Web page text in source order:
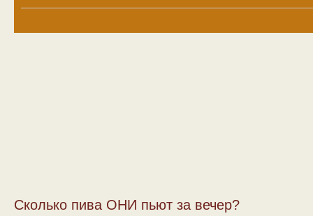
Сколько пива ОНИ пьют за вечер?